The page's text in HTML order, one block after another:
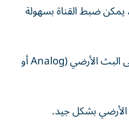
يمكن ضبط القناة بسهولة
تحويل نظام البث في التلفزيون إلى البث الأرضي (Analog أو
الأرضي بشكل جيد.